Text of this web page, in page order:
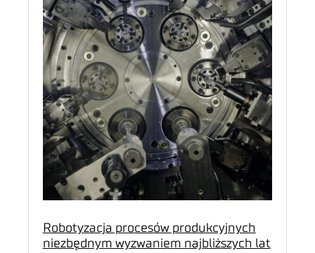
Robotyzacja procesów produkcyjnych
niezbędnym wyzwaniem najbliższych lat